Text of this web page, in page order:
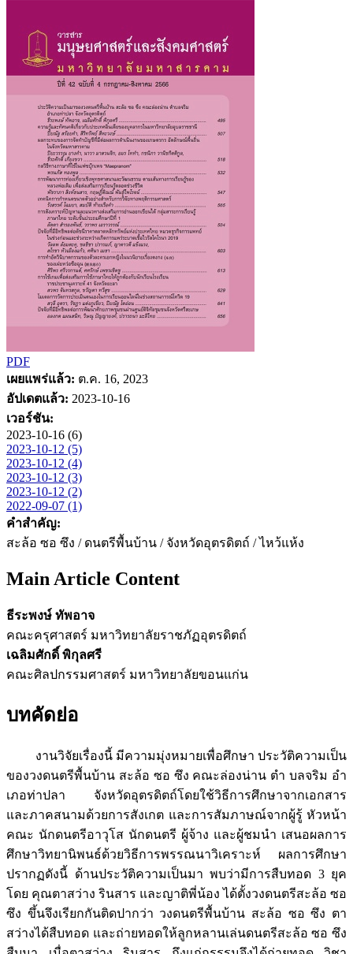
PDF
เผยแพร่แล้ว: ต.ค. 16, 2023
อัปเดตแล้ว: 2023-10-16
เวอร์ชัน:
2023-10-16 (6)
2023-10-12 (5)
2023-10-12 (4)
2023-10-12 (3)
2023-10-12 (2)
2022-09-07 (1)
คำสำคัญ:
สะล้อ ซอ ซึง / ดนตรีพื้นบ้าน / จังหวัดอุตรดิตถ์ / ไหว้แห้ง
Main Article Content
ธีระพงษ์ ทัพอาจ
คณะครุศาสตร์ มหาวิทยาลัยราชภัฏอุตรดิตถ์
เฉลิมศักดิ์ พิกุลศรี
คณะศิลปกรรมศาสตร์ มหาวิทยาลัยขอนแก่น
บทคัดย่อ
งานวิจัยเรื่องนี้ มีความมุ่งหมายเพื่อศึกษา ประวัติความเป็น
ของวงดนตรีพื้นบ้าน สะล้อ ซอ ซึง คณะล่องน่าน ตำ บลจริม อำ
เภอท่าปลา จังหวัดอุตรดิตถ์โดยใช้วิธีการศึกษาจากเอกสาร
และภาคสนามด้วยการสังเกต และการสัมภาษณ์จากผู้รู้ หัวหน้า
คณะ นักดนตรีอาวุโส นักดนตรี ผู้จ้าง และผู้ชมนำ เสนอผลการ
ศึกษาวิทยานิพนธ์ด้วยวิธีการพรรณนาวิเคราะห์ ผลการศึกษา
ปรากฏดังนี้ ด้านประวัติความเป็นมา พบว่ามีการสืบทอด 3 ยุค
โดย คุณตาสว่าง รินสาร และญาติพี่น้อง ได้ตั้งวงดนตรีสะล้อ ซอ
ซึง ขึ้นจึงเรียกกันติดปากว่า วงดนตรีพื้นบ้าน สะล้อ ซอ ซึง ตา
สว่างได้สืบทอด และถ่ายทอดให้ลูกหลานเล่นดนตรีสะล้อ ซอ ซึง